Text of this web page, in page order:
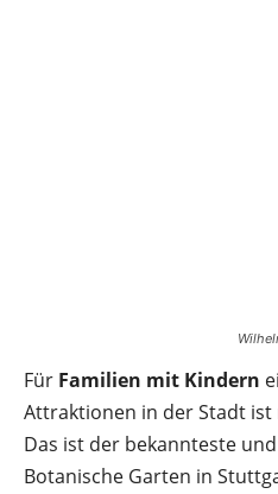
Für Familien mit Kindern
Attraktionen in der Stadt
Das ist der bekannteste
Botanische Garten in